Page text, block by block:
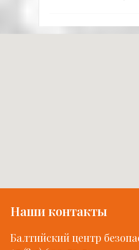
Наши контакты
Балтийский центр